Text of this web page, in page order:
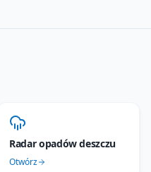
Radar opadów deszczu
Otwórz